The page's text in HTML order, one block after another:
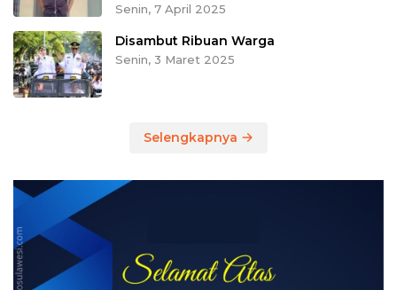
Senin, 7 April 2025
Disambut Ribuan Warga
Senin, 3 Maret 2025
Selengkapnya